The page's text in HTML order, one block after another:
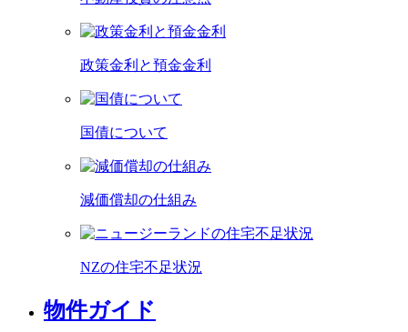
政策金利と預金金利
国債について
減価償却の仕組み
NZの住宅不足状況
物件ガイド